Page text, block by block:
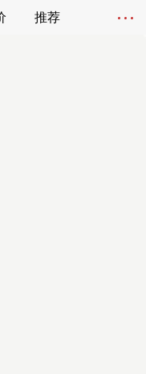
推荐